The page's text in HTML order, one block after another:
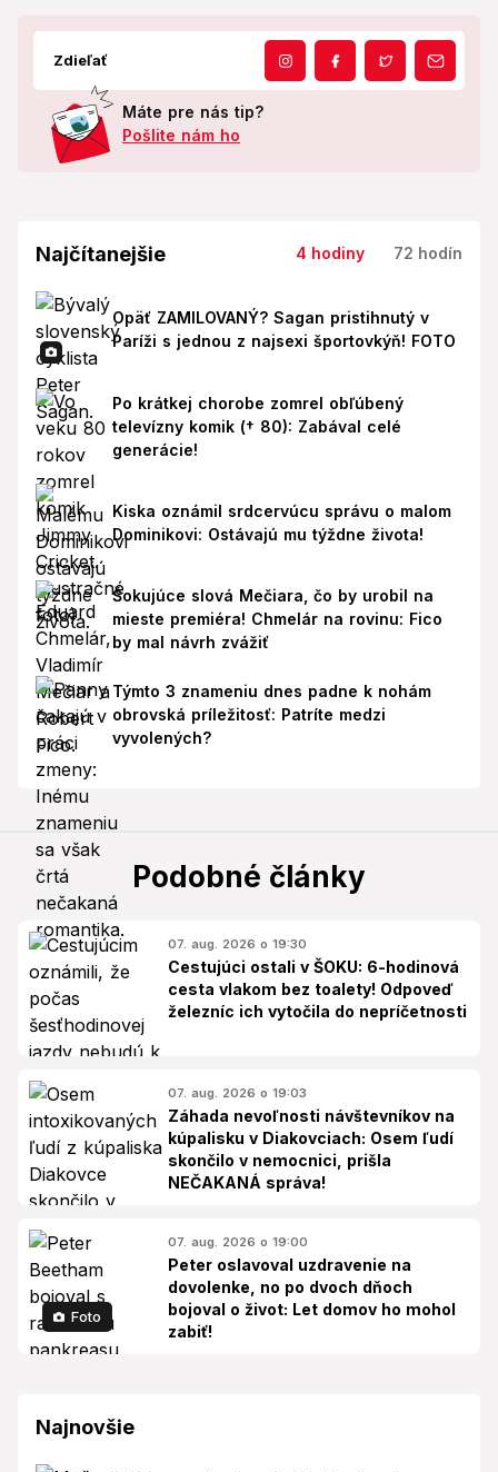
Zdieľať
Máte pre nás tip?
Pošlite nám ho
Najčítanejšie 4 hodiny 72 hodín
Opäť ZAMILOVANÝ? Sagan pristihnutý v
Paríži s jednou z najsexi športovkýň! FOTO
Po krátkej chorobe zomrel obľúbený
televízny komik († 80): Zabával celé
generácie!
Kiska oznámil srdcervúcu správu o malom
Dominikovi: Ostávajú mu týždne života!
Šokujúce slová Mečiara, čo by urobil na
mieste premiéra! Chmelár na rovinu: Fico
by mal návrh zvážiť
Týmto 3 znameniu dnes padne k nohám
obrovská príležitosť: Patríte medzi
vyvolených?
Podobné články
07. aug. 2026 o 19:30
Cestujúci ostali v ŠOKU: 6-hodinová
cesta vlakom bez toalety! Odpoveď
železníc ich vytočila do nepríčetnosti
07. aug. 2026 o 19:03
Záhada nevoľnosti návštevníkov na
kúpalisku v Diakovciach: Osem ľudí
skončilo v nemocnici, prišla
NEČAKANÁ správa!
Foto
07. aug. 2026 o 19:00
Peter oslavoval uzdravenie na
dovolenke, no po dvoch dňoch
bojoval o život: Let domov ho mohol
zabiť!
Najnovšie